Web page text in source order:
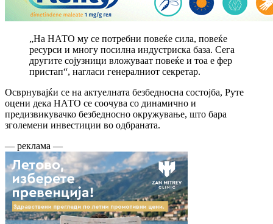
„На НАТО му се потребни повеќе сила, повеќе
ресурси и многу посилна индустриска база. Сега
другите сојузници вложуваат повеќе и тоа е фер
пристап“, нагласи генералниот секретар.
Осврнувајќи се на актуелната безбедносна состојба, Руте
оцени дека НАТО се соочува со динамично и
предизвикувачко безбедносно окружување, што бара
зголемени инвестиции во одбраната.
— реклама —